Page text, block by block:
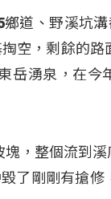
道、野溪坑
空，剩餘的
岳湧泉，在今
，整個流到
了剛剛有搶修